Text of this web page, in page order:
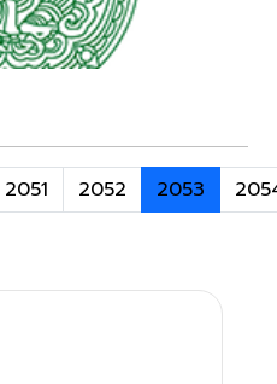
2051 2052 2053